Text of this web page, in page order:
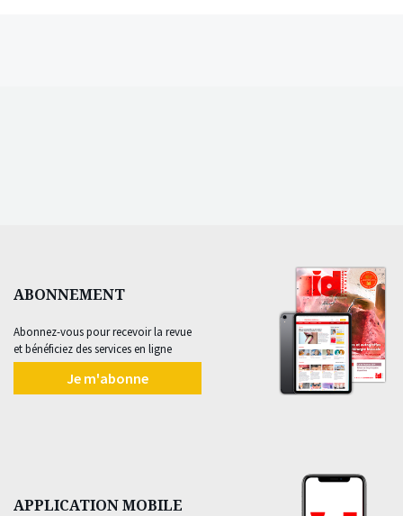
ABONNEMENT
Abonnez-vous pour recevoir la revue
et bénéficiez des services en ligne
Je m'abonne
APPLICATION MOBILE